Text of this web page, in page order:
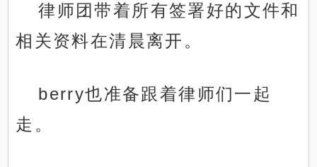
律师团带着所有签署好的文件和
相关资料在清晨离开。
berry也准备跟着律师们一起
走。